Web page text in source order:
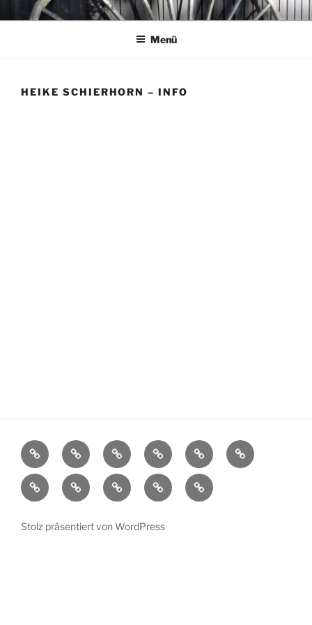
InhaltKUNSTFEST GARLSTORF
…Land in Sicht!
Menü
HEIKE SCHIERHORN – INFO
AktuellesOrtsplan
Übersicht
KunstorteKünstlerBühnenprogramm
Impressionen
Verein Pressespiegel
Kontakt Datenschutzerklärung
Impressum
Stolz präsentiert von WordPress